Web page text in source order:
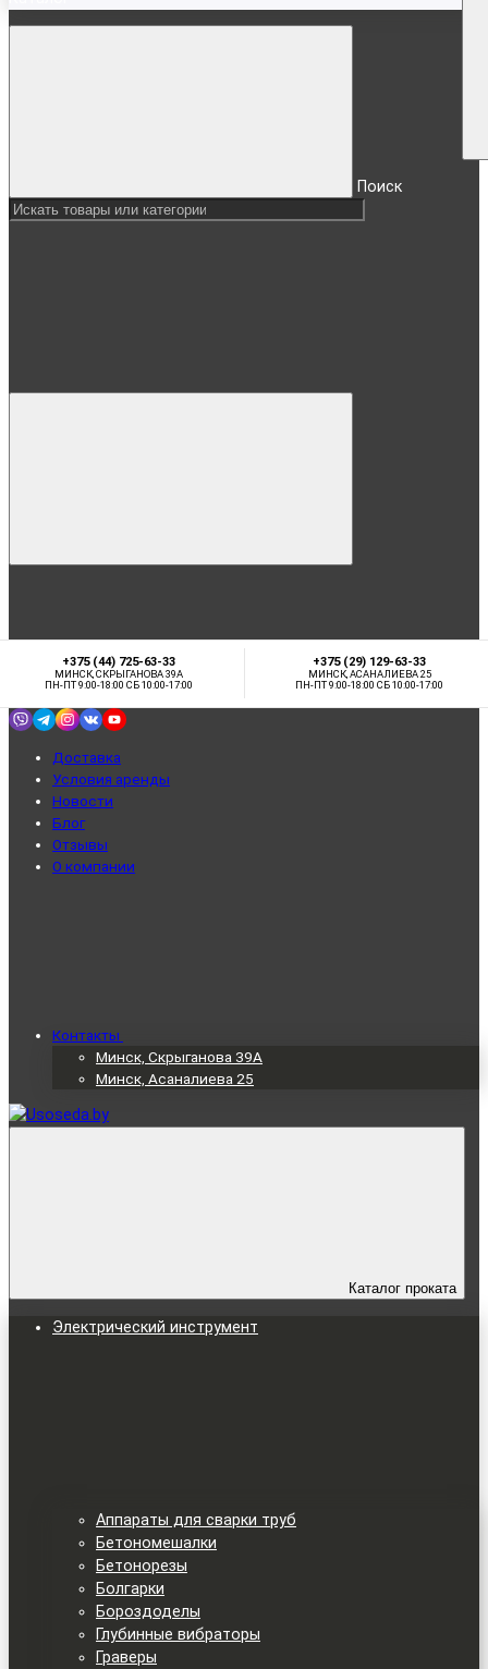
Поиск
+375 (44) 725-63-33
МИНСК, СКРЫГАНОВА 39А
ПН-ПТ 9:00-18:00 СБ 10:00-17:00
+375 (29) 129-63-33
МИНСК, АСАНАЛИЕВА 25
ПН-ПТ 9:00-18:00 СБ 10:00-17:00
Доставка
Условия аренды
Новости
Блог
Отзывы
О компании
Контакты
Минск, Скрыганова 39А
Минск, Асаналиева 25
Каталог проката
Электрический инструмент
Аппараты для сварки труб
Бетономешалки
Бетонорезы
Болгарки
Бороздоделы
Глубинные вибраторы
Граверы